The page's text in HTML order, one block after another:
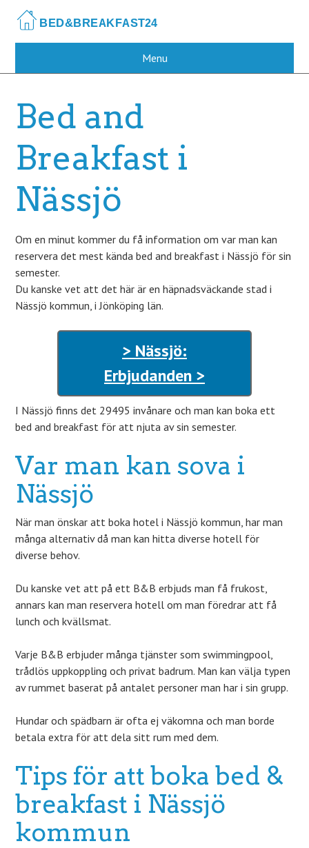
main
Menu
Bed and
Breakfast i
Nässjö
Om en minut kommer du få information om var man kan
reservera det mest kända bed and breakfast i Nässjö för sin
semester.
Du kanske vet att det här är en häpnadsväckande stad i
Nässjö kommun, i Jönköping län.
> Nässjö:
Erbjudanden >
I Nässjö finns det 29495 invånare och man kan boka ett
bed and breakfast för att njuta av sin semester.
Var man kan sova i
Nässjö
När man önskar att boka hotel i Nässjö kommun, har man
många alternativ då man kan hitta diverse hotell för
diverse behov.
Du kanske vet att på ett B&B erbjuds man få frukost,
annars kan man reservera hotell om man föredrar att få
lunch och kvällsmat.
Varje B&B erbjuder många tjänster som swimmingpool,
trådlös uppkoppling och privat badrum. Man kan välja typen
av rummet baserat på antalet personer man har i sin grupp.
Hundar och spädbarn är ofta ej väkomna och man borde
betala extra för att dela sitt rum med dem.
Tips för att boka bed &
breakfast i Nässjö
kommun